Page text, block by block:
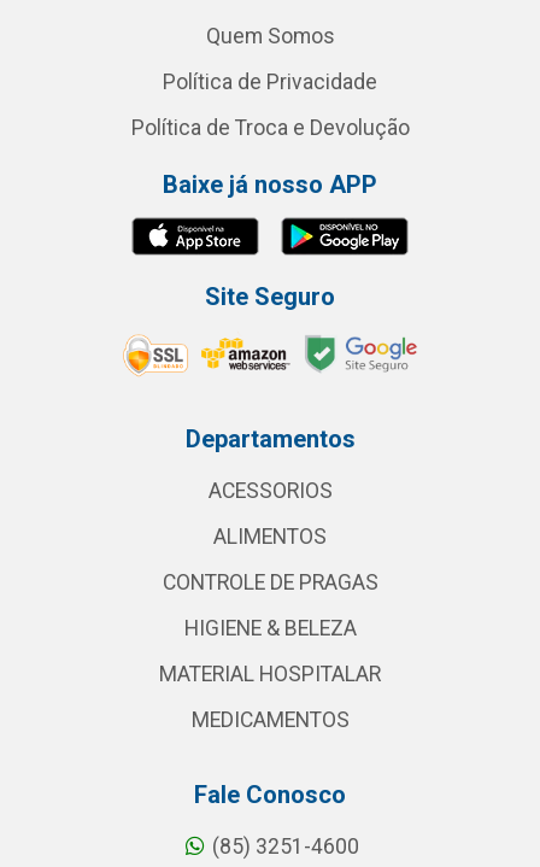
Quem Somos
Política de Privacidade
Política de Troca e Devolução
Baixe já nosso APP
Site Seguro
Departamentos
ACESSORIOS
ALIMENTOS
CONTROLE DE PRAGAS
HIGIENE & BELEZA
MATERIAL HOSPITALAR
MEDICAMENTOS
Fale Conosco
(85) 3251-4600